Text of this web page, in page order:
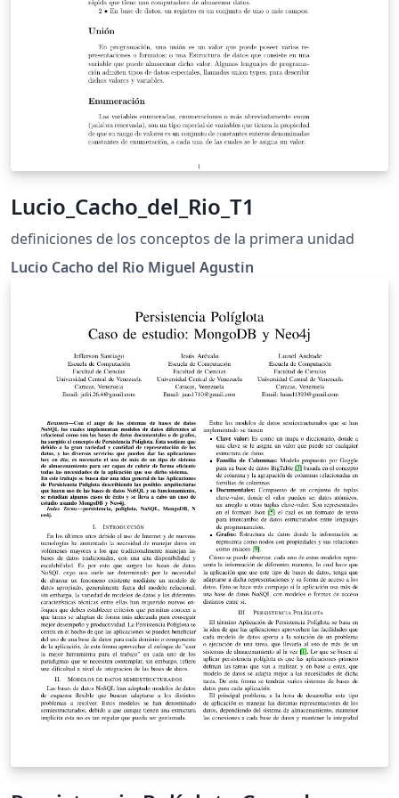
Lucio_Cacho_del_Rio_T1
definiciones de los conceptos de la primera unidad
Lucio Cacho del Rio Miguel Agustin